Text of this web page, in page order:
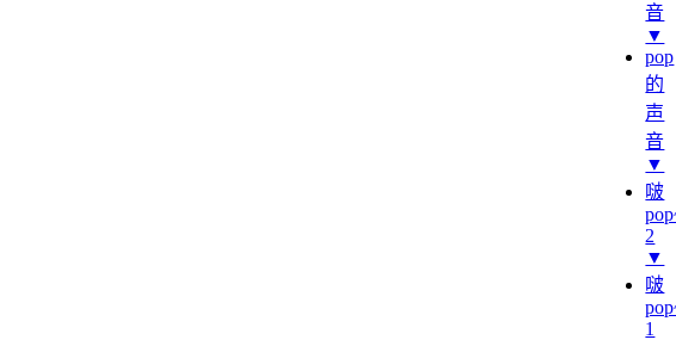
音
▼
pop
的
声
音
▼
啵
2
▼
啵
1